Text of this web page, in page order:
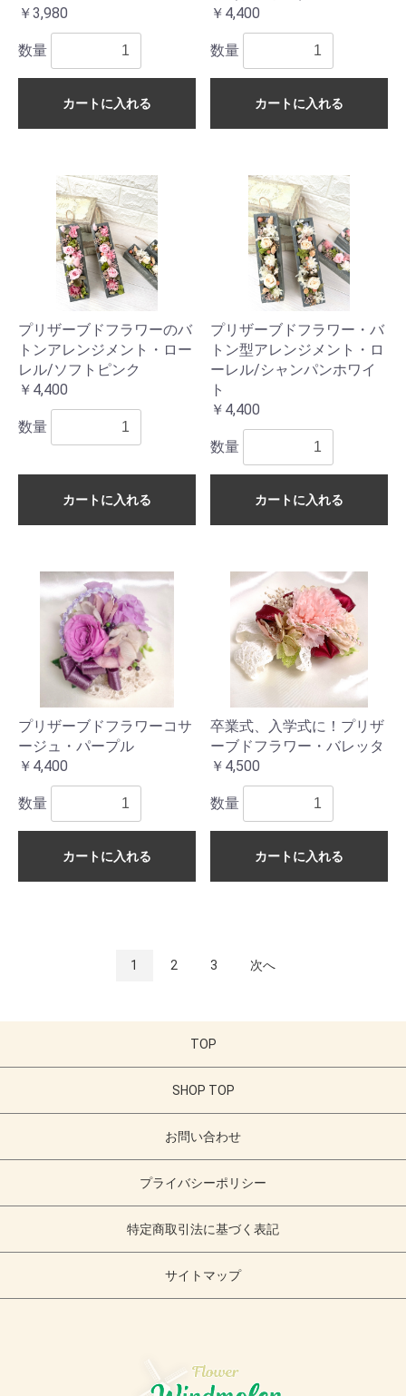
￥3,980
数量
カートに入れる
￥4,400
数量
カートに入れる
プリザーブドフラワーのバ
トンアレンジメント・ロー
レル/ソフトピンク
￥4,400
数量
カートに入れる
プリザーブドフラワー・バ
トン型アレンジメント・ロ
ーレル/シャンパンホワイ
ト
￥4,400
数量
カートに入れる
プリザーブドフラワーコサ
ージュ・パープル
￥4,400
数量
カートに入れる
卒業式、入学式に！プリザ
ーブドフラワー・バレッタ
￥4,500
数量
カートに入れる
1 2 3 次へ
TOP
SHOP TOP
お問い合わせ
プライバシーポリシー
特定商取引法に基づく表記
サイトマップ